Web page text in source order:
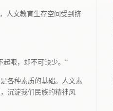
人文教育生存空间受到挤
起眼，却不可缺少。”
各种素质的基础。人文素
沉淀我们民族的精神风